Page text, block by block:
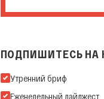
ПОДПИШИТЕСЬ НА
Подпишитесь на нашу
Утренний бриф
Еженедельный дайджест